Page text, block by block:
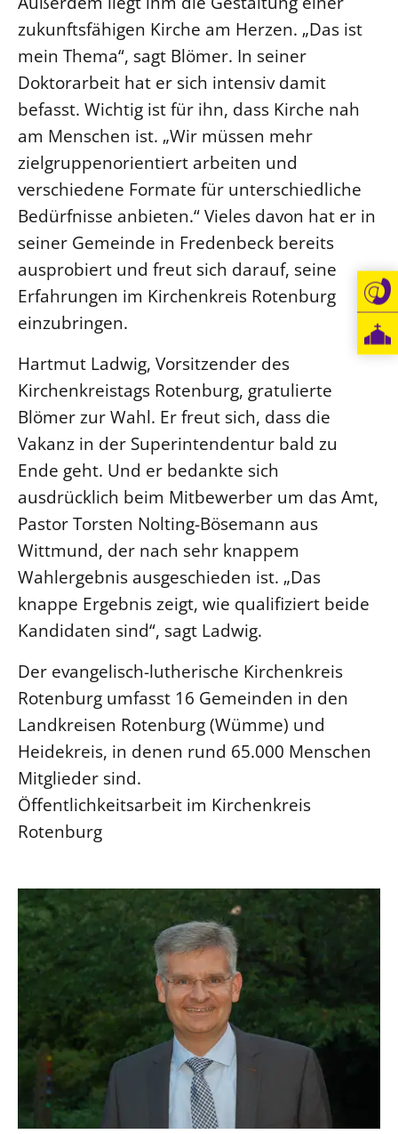
zukunftsfähigen Kirche am Herzen. „Das ist
mein Thema“, sagt Blömer. In seiner
Doktorarbeit hat er sich intensiv damit
befasst. Wichtig ist für ihn, dass Kirche nah
am Menschen ist. „Wir müssen mehr
zielgruppenorientiert arbeiten und
verschiedene Formate für unterschiedliche
Bedürfnisse anbieten.“ Vieles davon hat er in
seiner Gemeinde in Fredenbeck bereits
ausprobiert und freut sich darauf, seine
Erfahrungen im Kirchenkreis Rotenburg
einzubringen.
Hartmut Ladwig, Vorsitzender des
Kirchenkreistags Rotenburg, gratulierte
Blömer zur Wahl. Er freut sich, dass die
Vakanz in der Superintendentur bald zu
Ende geht. Und er bedankte sich
ausdrücklich beim Mitbewerber um das Amt,
Pastor Torsten Nolting-Bösemann aus
Wittmund, der nach sehr knappem
Wahlergebnis ausgeschieden ist. „Das
knappe Ergebnis zeigt, wie qualifiziert beide
Kandidaten sind“, sagt Ladwig.
Der evangelisch-lutherische Kirchenkreis
Rotenburg umfasst 16 Gemeinden in den
Landkreisen Rotenburg (Wümme) und
Heidekreis, in denen rund 65.000 Menschen
Mitglieder sind.
Öffentlichkeitsarbeit im Kirchenkreis
Rotenburg
Öffentlichkeitsarbeit
Personalausschuss
Projektmanagement
Recht
Terminstundenplaner